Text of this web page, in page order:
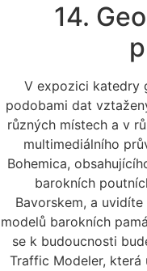
14.
V expozici katedry
podobami dat
různých místech a v
multimediálního
Bohemica,
barokních
Bavorskem, a
modelů barokních
se k budoucnosti
Traffic Modeler,